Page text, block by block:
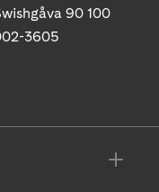
90 100
3605